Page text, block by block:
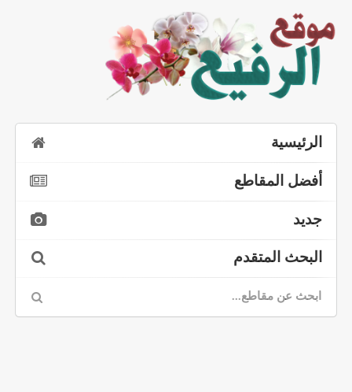
الرئيسية
أفضل المقاطع
جديد
البحث المتقدم